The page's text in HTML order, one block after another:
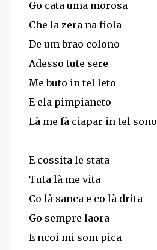
Go cata uma morosa
Che la zera na fiola
De um brao colono
Adesso tute sere
Me buto in tel leto
E ela pimpianeto
Là me fà ciapar in tel sono
E cossita le stata
Tuta là me vita
Co là sanca e co là drita
Go sempre laora
E ncoi mi som pica